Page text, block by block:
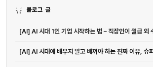
블로그 글
[AI] AI 시대 1인 기업 시작하는 법 – 직장인이 월급 외